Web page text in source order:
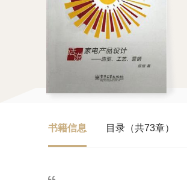
书籍信息 目录（共73章）